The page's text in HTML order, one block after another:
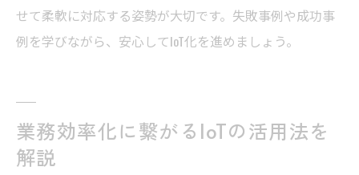
せて柔軟に対応する姿勢が大切です。失敗事例や成功事
例を学びながら、安心してIoT化を進めましょう。
業務効率化に繋がるIoTの活用法を
解説